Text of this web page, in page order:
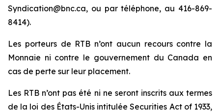
Syndication@bnc.ca, ou par téléphone, au 416-869-
8414).
Les porteurs de RTB n’ont aucun recours contre la
Monnaie ni contre le gouvernement du Canada en
cas de perte sur leur placement.
Les RTB n’ont pas été ni ne seront inscrits aux termes
de la loi des États-Unis intituléeSecurities Act of 1933,